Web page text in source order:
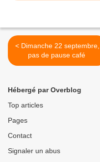
< Dimanche 22 septembre,
pas de pause café
Hébergé par Overblog
Top articles
Pages
Contact
Signaler un abus